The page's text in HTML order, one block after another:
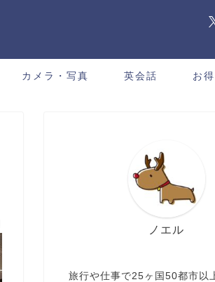
カメラ・写真 英会話 お
ノエル
旅行や仕事で25ヶ国50都市以